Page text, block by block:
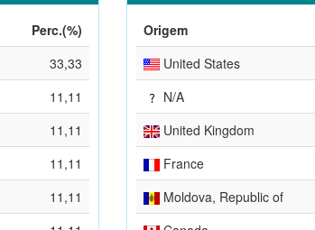
Perc.(%)
33,33
11,11
11,11
11,11
11,11
Origem
United States
N/A
United Kingdom
France
Moldova, Republic of